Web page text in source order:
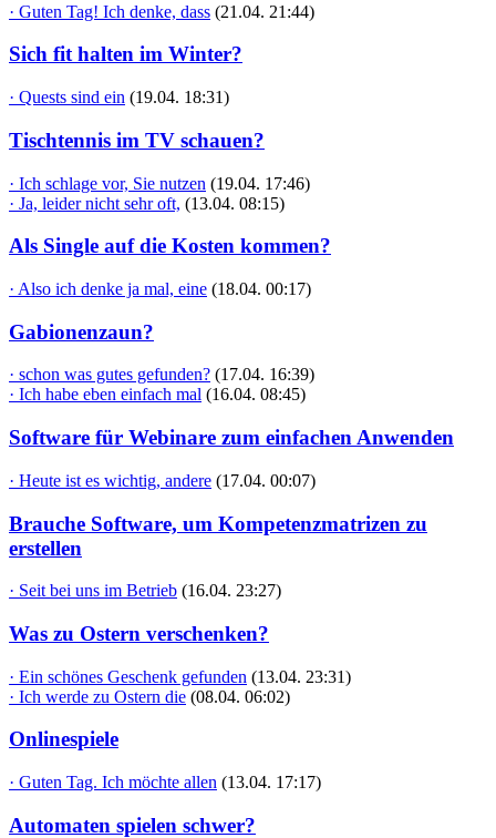
· Guten Tag! Ich denke, dass (21.04. 21:44)
Sich fit halten im Winter?
· Quests sind ein (19.04. 18:31)
Tischtennis im TV schauen?
· Ich schlage vor, Sie nutzen (19.04. 17:46)
· Ja, leider nicht sehr oft, (13.04. 08:15)
Als Single auf die Kosten kommen?
· Also ich denke ja mal, eine (18.04. 00:17)
Gabionenzaun?
· schon was gutes gefunden? (17.04. 16:39)
· Ich habe eben einfach mal (16.04. 08:45)
Software für Webinare zum einfachen Anwenden
· Heute ist es wichtig, andere (17.04. 00:07)
Brauche Software, um Kompetenzmatrizen zu
erstellen
· Seit bei uns im Betrieb (16.04. 23:27)
Was zu Ostern verschenken?
· Ein schönes Geschenk gefunden (13.04. 23:31)
· Ich werde zu Ostern die (08.04. 06:02)
Onlinespiele
· Guten Tag. Ich möchte allen (13.04. 17:17)
Automaten spielen schwer?